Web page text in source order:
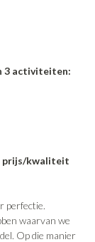
3 activiteiten:
prijs/kwaliteit
perfectie.
waarvan we
Op die manier